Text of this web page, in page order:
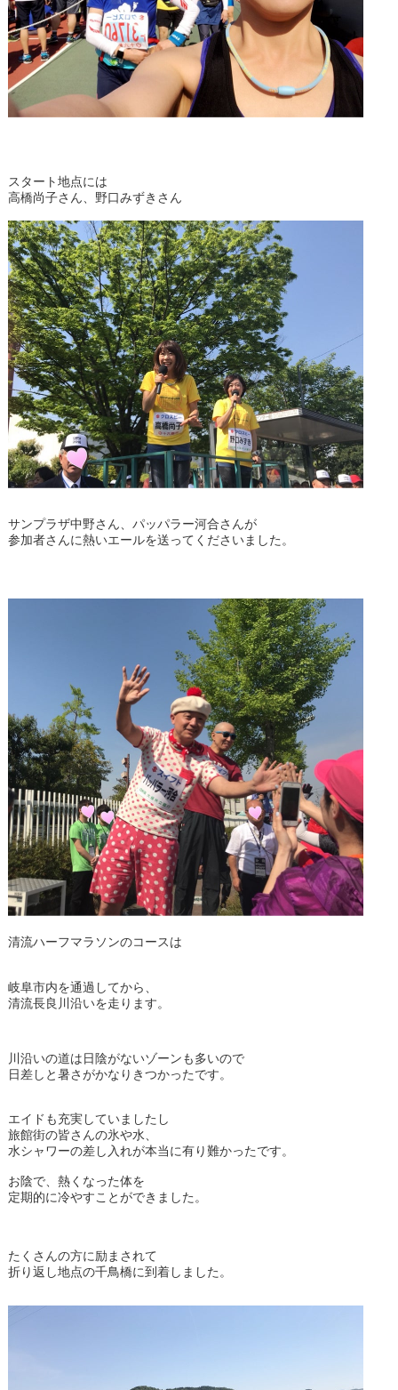
スタート地点には
高橋尚子さん、野口みずきさん
サンプラザ中野さん、パッパラー河合さんが
参加者さんに熱いエールを送ってくださいました。
清流ハーフマラソンのコースは
岐阜市内を通過してから、
清流長良川沿いを走ります。
川沿いの道は日陰がないゾーンも多いので
日差しと暑さがかなりきつかったです。
エイドも充実していましたし
旅館街の皆さんの氷や水、
水シャワーの差し入れが本当に有り難かったです。
お陰で、熱くなった体を
定期的に冷やすことができました。
たくさんの方に励まされて
折り返し地点の千鳥橋に到着しました。